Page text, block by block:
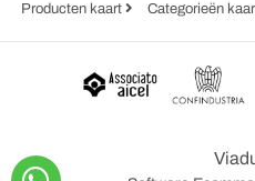
Producten kaart Categorieën